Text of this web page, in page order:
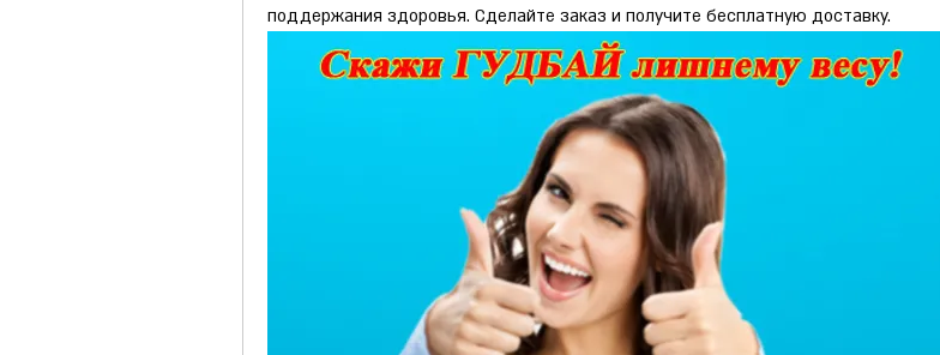
поддержания здоровья. Сделайте заказ и получите бесплатную доставку.